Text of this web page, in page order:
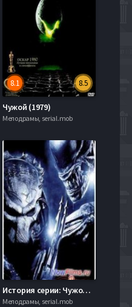
8.5
8.1
Чужой (1979)
Мелодрамы, serial.mob
История серии: Чужой и Хищник (2013)
Мелодрамы, serial.mob